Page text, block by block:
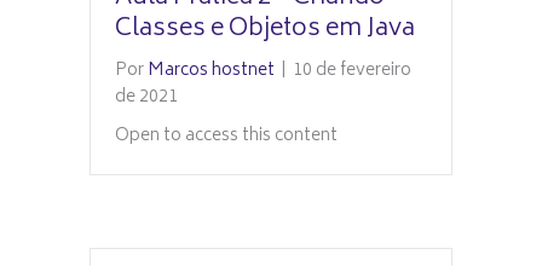
Classes e Objetos em Java
PorMarcos hostnet | 10 de fevereiro
de 2021
Open to access this content